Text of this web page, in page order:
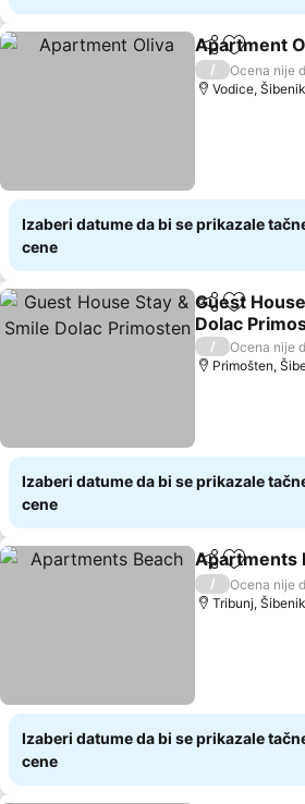
Deli Dodati u
Apartment
/
Ocena nije
Vodice,
Izaberi datume da bi se prikazale
cene
Deli Dodati
Guest
Dolac
Pogledaj
/
Ocena nije
Primošten,
Izaberi datume da bi se prikazale
cene
Deli Dodati u
Apartments
/
Ocena nije
Tribunj,
Izaberi datume da bi se prikazale
cene